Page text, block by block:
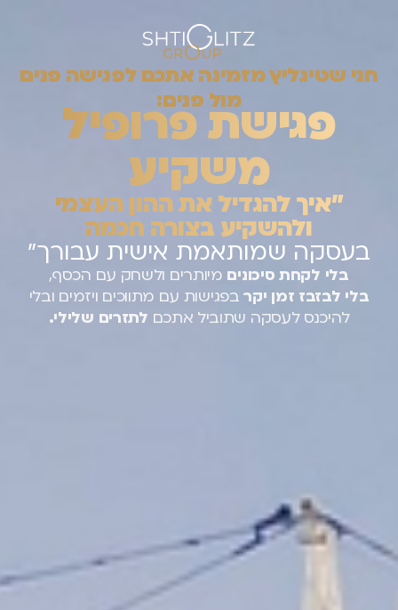
חני שטיגליץ מזמינה אתכם לפגישה פנים
מול פנים:
פגישת פרופיל
משקיע
״איך להגדיל את ההון העצמי
ולהשקיע בצורה חכמה
בעסקה שמותאמת אישית עבורך״
בלי לקחת סיכוניםמיותרים ולשחק עם הכסף,
בלי לבזבז זמן יקרבפגישות עם מתווכים ויזמיםובלי
להיכנס לעסקה שתוביל אתכםלתזרים שלילי.